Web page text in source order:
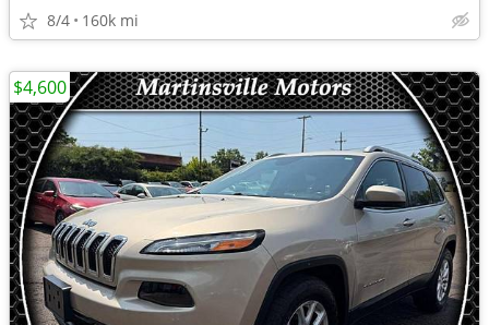
8/4 160k mi
$4,600